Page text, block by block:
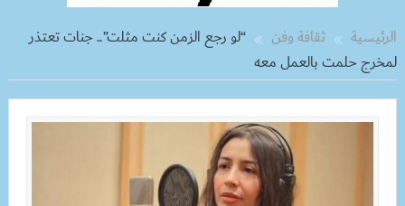
الرئيسية ثقافة وفن
“لو رجع الزمن كنت مثلت”.. جنات تعتذر
لمخرج حلمت بالعمل معه